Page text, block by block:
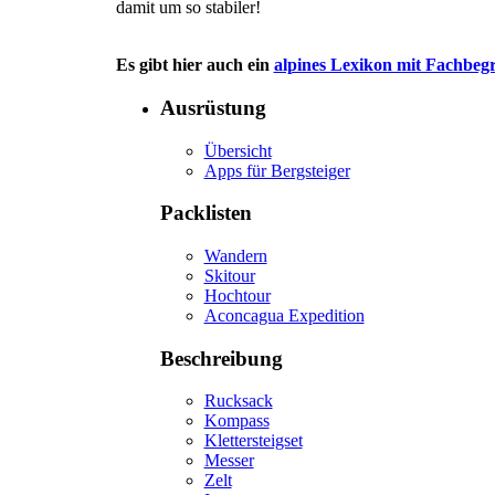
damit um so stabiler!
Es gibt hier auch ein alpines Lexikon mit
Ausrüstung
Übersicht
Apps für Bergsteiger
Packlisten
Wandern
Skitour
Hochtour
Aconcagua Expedition
Beschreibung
Rucksack
Kompass
Klettersteigset
Messer
Zelt